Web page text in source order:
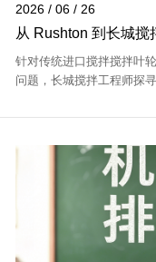
2026 / 06 / 26
从 Rushton 到长城搅
针对传统进口搅拌搅拌叶
问题，长城搅拌工程师探
程。